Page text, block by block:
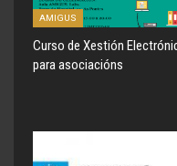
AMIGUS
Curso de Xestión
para asociacións